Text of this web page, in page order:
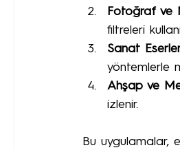
Fotoğraf ve
filtreleri
Sanat
yöntemlerle
Ahşap ve
izlenir.
Bu uygulamalar,